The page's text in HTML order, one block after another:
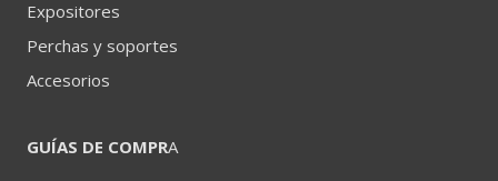
Expositores
Perchas y soportes
Accesorios
GUÍAS DE COMPRA